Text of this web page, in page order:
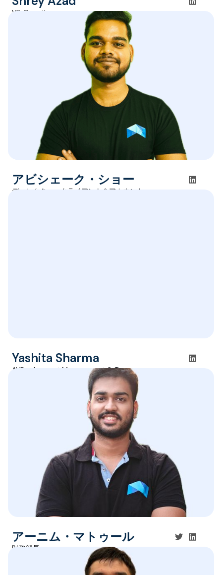
VP, Growth
アビシェーク・ショー
ディレクター、クライアント＆アカウント
Yashita Sharma
AVP - Account Management & Treasury
アーニム・マトゥール
財務部長